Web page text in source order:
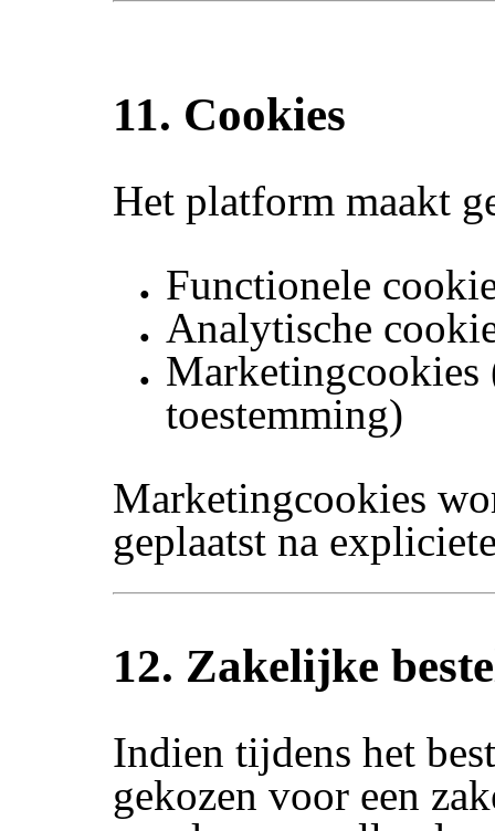
11. Cookies
Het platform maakt
Functionele
Analytische
Marketingcookies
toestemming)
Marketingcookies
geplaatst na
12. Zakelijke
Indien tijdens het
gekozen voor een